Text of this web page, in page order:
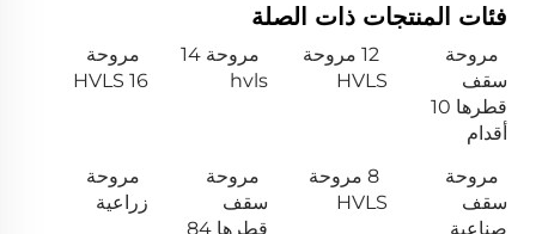
فئات المنتجات ذات الصلة
مروحة
سقف
قطرها 10
أقدام
12 مروحة
HVLS
مروحة 14
hvls
مروحة
HVLS 16
مروحة
سقف
صناعية
8 مروحة
HVLS
مروحة
سقف
قطرها 84
مروحة
زراعية